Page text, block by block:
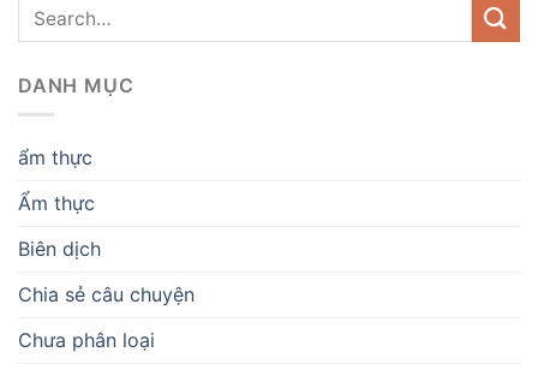
DANH MỤC
ẩm thực
Ẩm thực
Biên dịch
Chia sẻ câu chuyện
Chưa phân loại